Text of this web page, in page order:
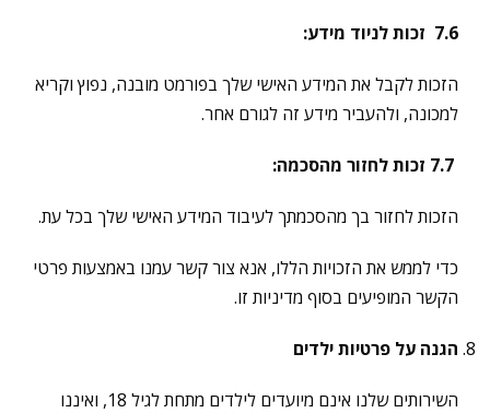
7.6 זכות לניוד מידע:
הזכות לקבל את המידע האישי שלך בפורמט מובנה, נפוץ וקריא
למכונה, ולהעביר מידע זה לגורם אחר.
זכות לחזור מהסכמה:
הזכות לחזור בך מהסכמתך לעיבוד המידע האישי שלך בכל עת.
כדי לממש את הזכויות הללו, אנא צור קשר עמנו באמצעות פרטי
הקשר המופיעים בסוף מדיניות זו.
הגנה על פרטיות ילדים
השירותים שלנו אינם מיועדים לילדים מתחת לגיל 18, ואיננו